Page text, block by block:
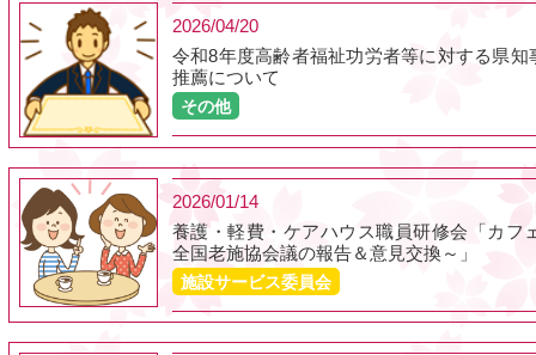
2026/04/20
令和8年度高齢者福祉功労者等に対する県知
推薦について
その他
2026/01/14
養護・軽費・ケアハウス職員研修会「カフ
全国老施協会議の報告＆意見交換～」
施設サービス委員会